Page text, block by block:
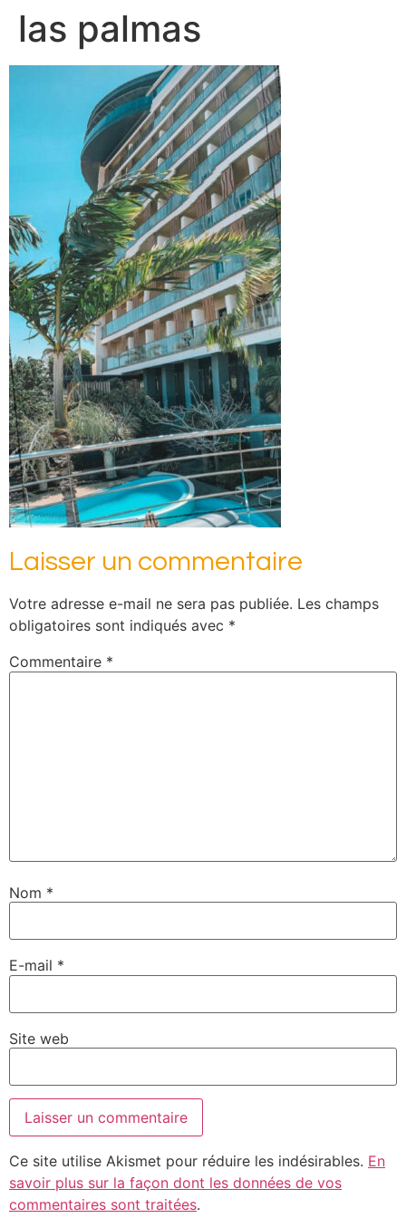
las palmas
Laisser un commentaire
Votre adresse e-mail ne sera pas publiée. Les champs
obligatoires sont indiqués avec *
Commentaire *
Nom *
E-mail *
Site web
Ce site utilise Akismet pour réduire les indésirables. En
savoir plus sur la façon dont les données de vos
commentaires sont traitées.